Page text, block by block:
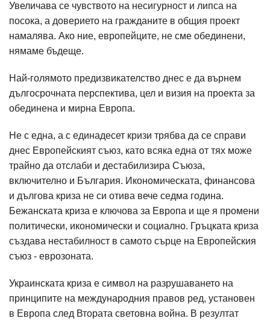
Увеличава се чувството на несигурност и липса на
посока, а доверието на гражданите в общия проект
намалява. Ако ние, европейците, не сме обединени,
нямаме бъдеще.
Най-голямото предизвикателство днес е да върнем
дългосрочната перспектива, цел и визия на проекта за
обединена и мирна Европа.
Не с една, а с единадесет кризи трябва да се справи
днес Европейският съюз, като всяка една от тях може
трайно да отслаби и дестабилизира Съюза,
включително и България. Икономическата, финансова
и дългова криза не си отива вече седма година.
Бежанската криза е ключова за Европа и ще я промени
политически, икономически и социално. Гръцката криза
създава нестабилност в самото сърце на Европейския
съюз - еврозоната.
Украинската криза е символ на разрушаването на
принципите на международния правов ред, установен
в Европа след Втората световна война. В резултат